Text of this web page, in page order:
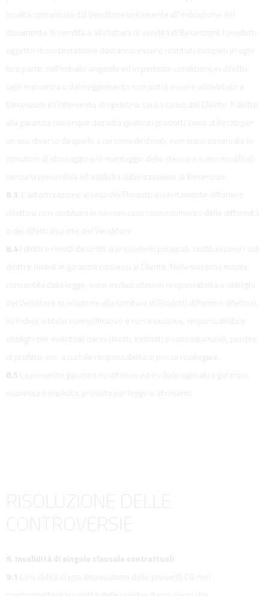
località comunicata dal Venditore unitamente all’indicazione del
documento di vendita o alla fattura di vendita di Besenzoni. I prodotti
oggetto di contestazione dovranno essere restituiti completi in ogni
loro parte, nell’imballo originale ed in perfette condizioni; in difetto
ogni mancanza o danneggiamento non potrà essere addebitato a
Besenzoni e l’intervento di ripristino sarà a carico del Cliente. Il diritto
alla garanzia comunque decadrà qualora i prodotti siano utilizzati per
un uso diverso da quello a cui sono destinati, non siano osservate le
istruzioni di stoccaggio e/o montaggio dello stesso o siano modificati
senza la preventiva ed esplicita autorizzazione di Besenzoni.
8.3 . L’autorizzazione al reso dei Prodotti asseritamente difformi o
difettosi non costituirà in nessun caso riconoscimento delle difformità
o dei difetti da parte del Venditore.
8.4 I diritti e rimedi descritti ai precedenti paragrafi, costituiscono i soli
diritti e rimedi in garanzia concessi al Cliente. Nella massima misura
consentita dalla legge, sono esclusi ulteriori responsabilità o obblighi
del Venditore in relazione alla fornitura di Prodotti difformi o difettosi,
ivi inclusi, a titolo esemplificativo e non esaustivo, responsabilità e
obblighi per eventuali danni diretti, indiretti o consequenziali, perdite
di profitto, ecc. a cui tale responsabilità si possa ricollegare.
8.5 La presente garanzia sostituisce ed esclude ogni altra garanzia,
espressa o implicita, prevista per legge o altrimenti.
RISOLUZIONE DELLE
CONTROVERSIE
9. Invalidità di singole clausole contrattuali
9.1
L’invalidità di una disposizione delle presenti CG non